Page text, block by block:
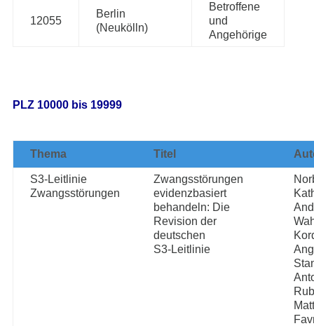
12055
Berlin
(Neukölln)
Betroffene
und
Angehörige
PLZ 10000 bis 19999
Thema Titel
S3-Leitlinie
Zwangsstörungen
Zwangsstörungen
evidenzbasiert
behandeln: Die
Revision der
deutschen
S3-Leitlinie